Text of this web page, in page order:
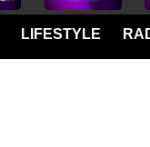
LIFESTYLE